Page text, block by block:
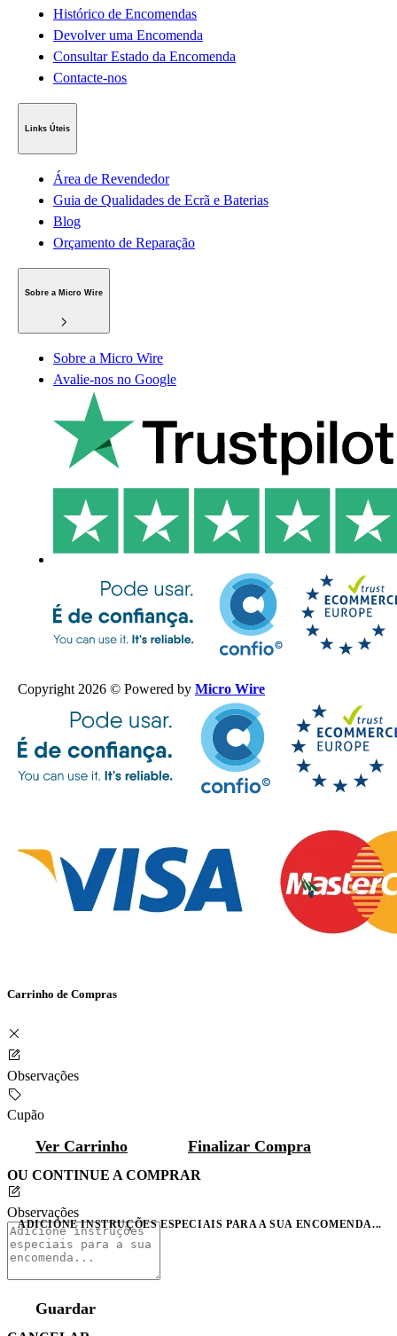
Histórico de Encomendas
Devolver uma Encomenda
Consultar Estado da Encomenda
Contacte-nos
Links Úteis
Área de Revendedor
Guia de Qualidades de Ecrã e Baterias
Blog
Orçamento de Reparação
Sobre a Micro Wire
Sobre a Micro Wire
Avalie-nos no Google
Copyright 2026 © Powered by Micro Wire
Carrinho de Compras
Observações
Cupão
Ver Carrinho Finalizar Compra
OU CONTINUE A COMPRAR
Observações
ADICIONE INSTRUÇÕES ESPECIAIS PARA A SUA ENCOMENDA...
Guardar